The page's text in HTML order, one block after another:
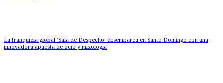
La franquicia global ‘Sala de Despecho’ desembarca en Santo Domingo con una
innovadora apuesta de ocio y mixología